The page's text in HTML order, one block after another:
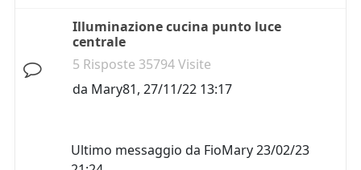
Illuminazione cucina punto luce
centrale
5 Risposte 35794 Visite
da Mary81, 27/11/22 13:17
Ultimo messaggio da FioMary23/02/23